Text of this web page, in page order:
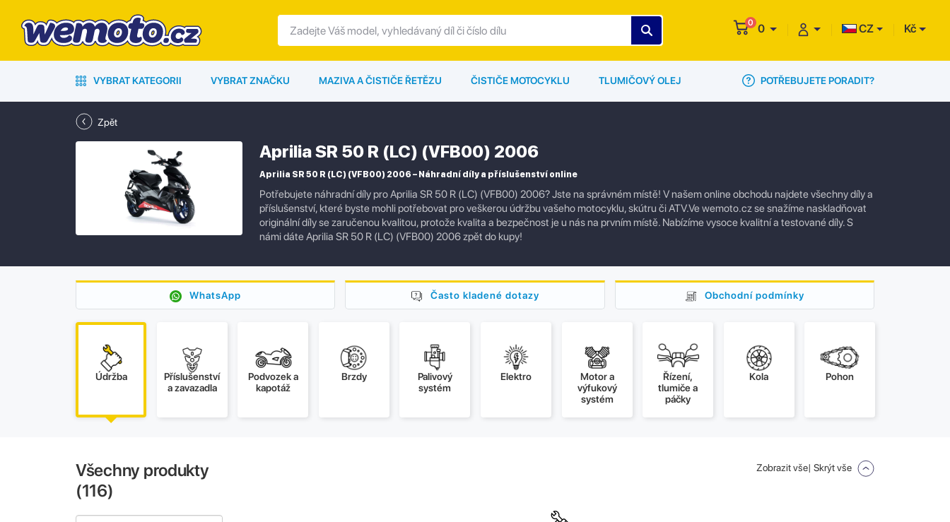
0 0 CZ Kč
VYBRAT KATEGORII VYBRAT ZNAČKU MAZIVA A ČISTIČE ŘETĚZU ČISTIČE MOTOCYKLU TLUMIČOVÝ OLEJ POTŘEBUJETE PORADIT?
Zpět
Aprilia SR 50 R (LC) (VFB00) 2006
Aprilia SR 50 R (LC) (VFB00) 2006 – Náhradní díly a příslušenství online
Potřebujete náhradní díly pro Aprilia SR 50 R (LC) (VFB00) 2006? Jste na správném místě! V našem online obchodu najdete všechny díly a
příslušenství, které byste mohli potřebovat pro veškerou údržbu vašeho motocyklu, skútru či ATV.Ve wemoto.cz se snažíme naskladňovat
originální díly se zaručenou kvalitou, protože kvalita a bezpečnost je u nás na prvním místě. Nabízíme vysoce kvalitní a testované díly. S
námi dáte Aprilia SR 50 R (LC) (VFB00) 2006 zpět do kupy!
WhatsApp Často kladené dotazy Obchodní podmínky
Údržba
Příslušenství
a zavazadla
Podvozek a
kapotáž
Brzdy
Palivový
systém
Elektro
Motor a
výfukový
systém
Řízení,
tlumiče a
páčky
Kola Pohon
Všechny produkty
(116)
Zobrazit vše| Skrýt vše